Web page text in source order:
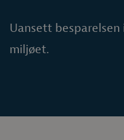
Uansett
miljøet.